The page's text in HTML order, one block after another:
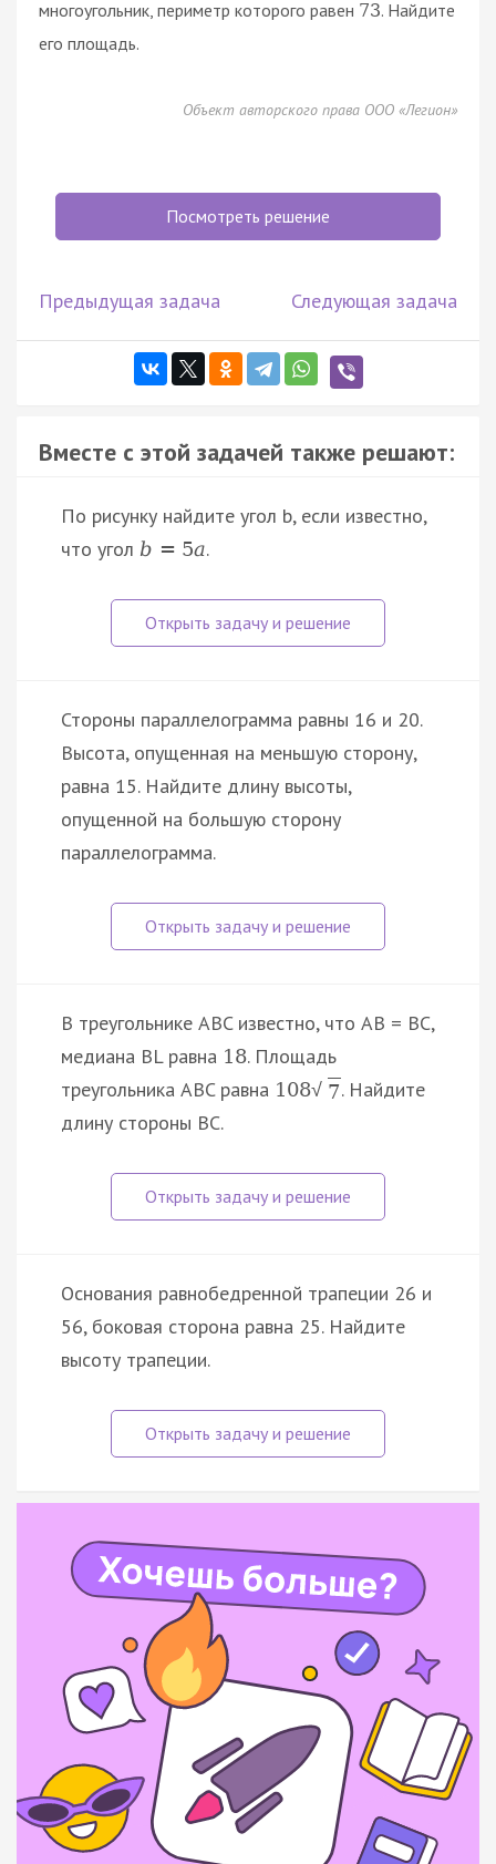
многоугольник, периметр которого равен 73. Найдите
его площадь.
Объект авторского права ООО «Легион»
Посмотреть решение
Предыдущая задача Следующая задача
Вместе с этой задачей также решают:
По рисунку найдите угол b, если известно,
что угол b = 5a.
Стороны параллелограмма равны 16 и 20.
Высота, опущенная на меньшую сторону,
равна 15. Найдите длину высоты,
опущенной на большую сторону
параллелограмма.
В треугольнике ABC известно, что AB = BC,
медиана BL равна 18. Площадь
треугольника ABC равна 108√ 7. Найдите
длину стороны BC.
Основания равнобедренной трапеции 26 и
56, боковая сторона равна 25. Найдите
высоту трапеции.